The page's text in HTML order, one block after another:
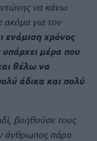
να κάνω
για τον
ενάμιση χρόνος
μέρα που
θέλω να
άδικα και πολύ
βοηθούσε τους
άνθρωπος πάρα